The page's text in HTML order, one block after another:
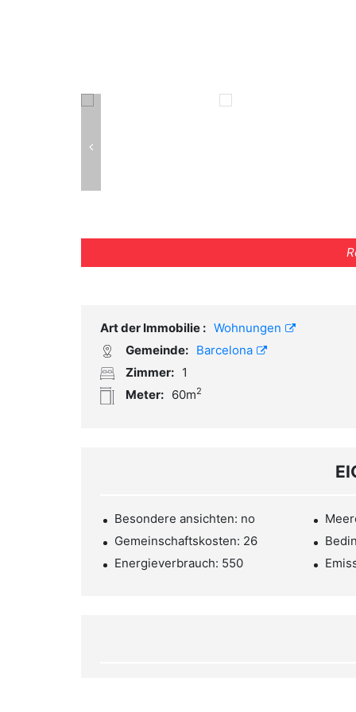
Art der Immobilie : Wohnungen
Gemeinde: Barcelona
Zimmer: 1
Meter: 60m2
Besondere ansichten: no
Gemeinschaftskosten: 26
Energieverbrauch: 550